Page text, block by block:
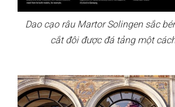
Dao cạo râu Martor Solingen sắc
cắt đôi được đá tảng một